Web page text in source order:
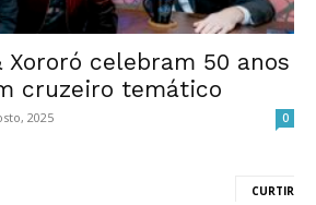
Xororó celebram 50 anos
cruzeiro temático
2025 0
CURTIR